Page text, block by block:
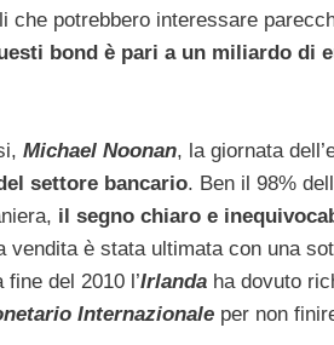
che potrebbero interessare
bond è pari a un miliardo di
Michael Noonan, la giornata
settore bancario. Ben il 98%
il segno chiaro e
vendita è stata ultimata con una
fine del 2010 l’Irlanda ha dovuto
Internazionale per non